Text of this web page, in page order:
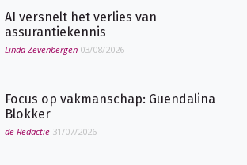
AI versnelt het verlies van
assurantiekennis
Linda Zevenbergen 03/08/2026
Focus op vakmanschap: Guendalina
Blokker
de Redactie 31/07/2026